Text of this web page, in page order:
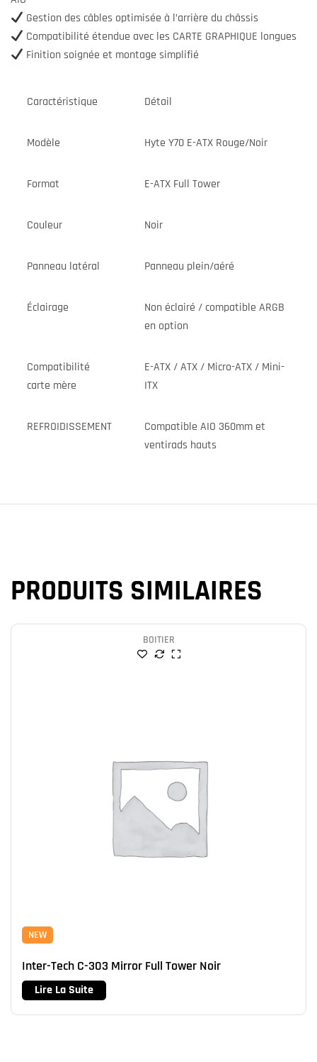
Gestion des câbles optimisée à l’arrière du châssis
Compatibilité étendue avec les CARTE GRAPHIQUE longues
Finition soignée et montage simplifié
Caractéristique Détail
Modèle Hyte Y70 E-ATX Rouge/Noir
Format E-ATX Full Tower
Couleur Noir
Panneau latéral Panneau plein/aéré
Éclairage
Non éclairé / compatible ARGB
en option
Compatibilité
carte mère
E-ATX / ATX / Micro-ATX / Mini-
ITX
REFROIDISSEMENT
Compatible AIO 360mm et
ventirads hauts
PRODUITS SIMILAIRES
BOITIER
NEW
Inter-Tech C-303 Mirror Full Tower Noir
Lire La Suite